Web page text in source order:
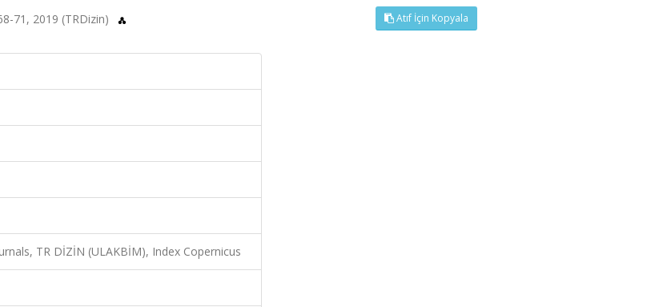
71, 2019 (TRDizin)
TR DİZİN (ULAKBİM), Index Copernicus
Atıf İçin Kopyala